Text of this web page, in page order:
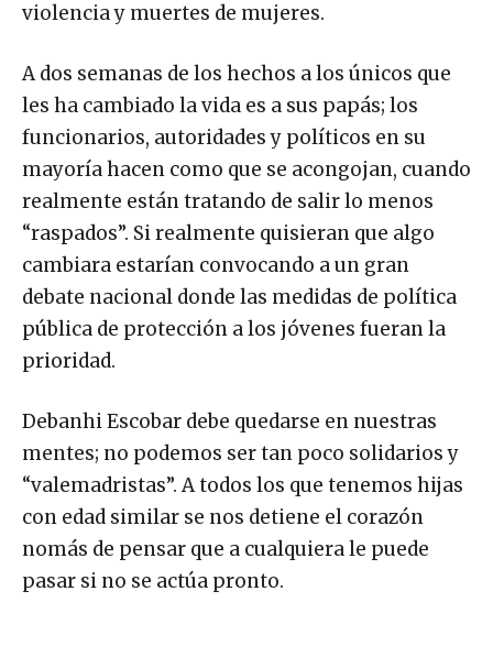
violencia y muertes de mujeres.
A dos semanas de los hechos a los únicos que
les ha cambiado la vida es a sus papás; los
funcionarios, autoridades y políticos en su
mayoría hacen como que se acongojan, cuando
realmente están tratando de salir lo menos
“raspados”. Si realmente quisieran que algo
cambiara estarían convocando a un gran
debate nacional donde las medidas de política
pública de protección a los jóvenes fueran la
prioridad.
Debanhi Escobar debe quedarse en nuestras
mentes; no podemos ser tan poco solidarios y
“valemadristas”. A todos los que tenemos hijas
con edad similar se nos detiene el corazón
nomás de pensar que a cualquiera le puede
pasar si no se actúa pronto.